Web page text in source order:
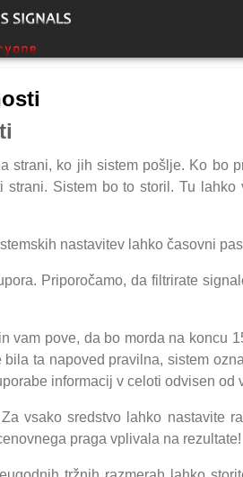
strani, ko jih sistem pošlje. Ko bo
Sistem bo to storil. Tu
nastavitev lahko časovni
Priporočamo, da filtrirate
pove, da bo morda na koncu
ta napoved pravilna, sistem
informacij v celoti odvisen od
vsako sredstvo lahko nastavite
praga vplivala na rezultate!